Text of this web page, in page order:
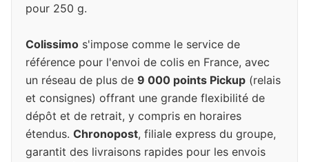
pour 250 g.
Colissimo s'impose comme le service de
référence pour l'envoi de colis en France, avec
un réseau de plus de 9 000 points Pickup (relais
et consignes) offrant une grande flexibilité de
dépôt et de retrait, y compris en horaires
étendus. Chronopost, filiale express du groupe,
garantit des livraisons rapides pour les envois